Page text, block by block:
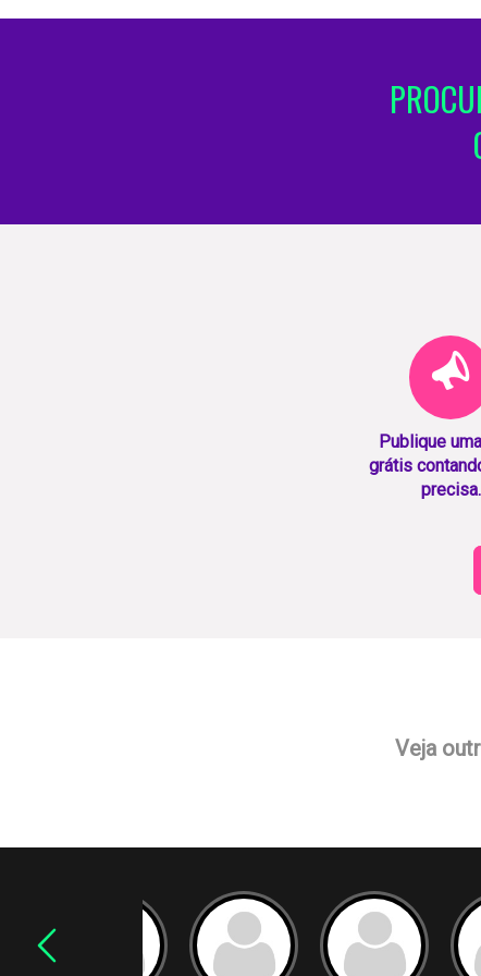
Publique
grátis
precisa.
Veja